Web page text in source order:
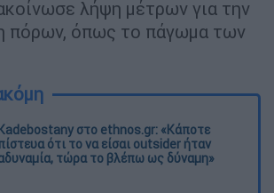
λήψη μέτρων για την
πόρων, όπως το πάγωμα των
στο ethnos.gr: «Κάποτε
ότι το να είσαι outsider ήταν
τώρα το βλέπω ως δύναμη»